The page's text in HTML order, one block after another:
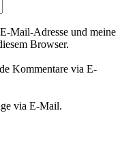
Mail-Adresse und meine
Browser.
Kommentare via E-
via E-Mail.